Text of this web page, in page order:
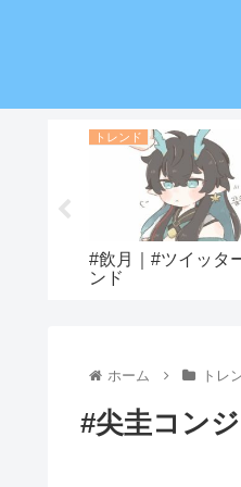
トレンド
#飲月｜#ツイッタ
ンド
ホーム トレ
#尖圭コン